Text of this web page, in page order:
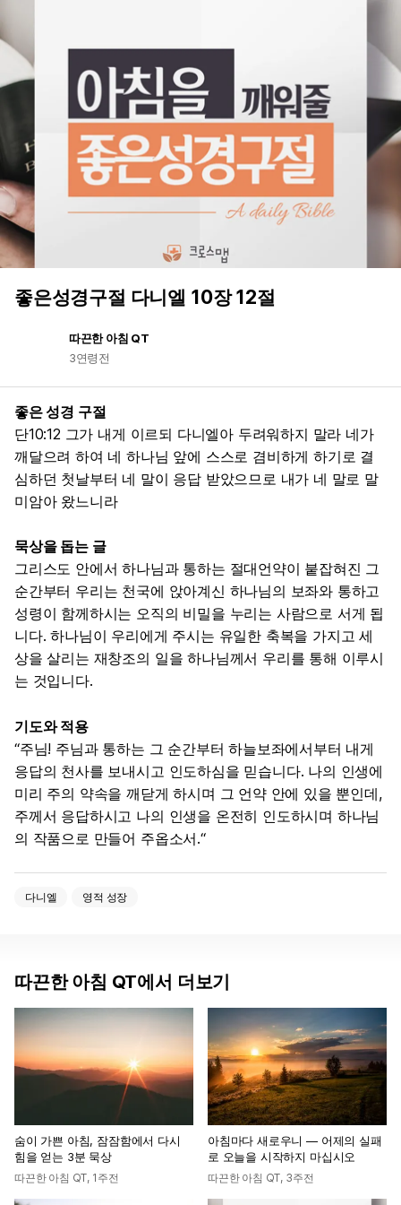
좋은성경구절 다니엘 10장 12절
따끈한 아침 QT
3연령전
좋은 성경 구절
단10:12 그가 내게 이르되 다니엘아 두려워하지 말라 네가
깨달으려 하여 네 하나님 앞에 스스로 겸비하게 하기로 결
심하던 첫날부터 네 말이 응답 받았으므로 내가 네 말로 말
미암아 왔느니라
묵상을 돕는 글
그리스도 안에서 하나님과 통하는 절대언약이 붙잡혀진 그
순간부터 우리는 천국에 앉아계신 하나님의 보좌와 통하고
성령이 함께하시는 오직의 비밀을 누리는 사람으로 서게 됩
니다. 하나님이 우리에게 주시는 유일한 축복을 가지고 세
상을 살리는 재창조의 일을 하나님께서 우리를 통해 이루시
는 것입니다.
기도와 적용
“주님! 주님과 통하는 그 순간부터 하늘보좌에서부터 내게
응답의 천사를 보내시고 인도하심을 믿습니다. 나의 인생에
미리 주의 약속을 깨닫게 하시며 그 언약 안에 있을 뿐인데,
주께서 응답하시고 나의 인생을 온전히 인도하시며 하나님
의 작품으로 만들어 주옵소서.“
다니엘 영적 성장
따끈한 아침 QT에서 더보기
숨이 가쁜 아침, 잠잠함에서 다시
힘을 얻는 3분 묵상
따끈한 아침 QT, 1주전
아침마다 새로우니 — 어제의 실패
로 오늘을 시작하지 마십시오
따끈한 아침 QT, 3주전